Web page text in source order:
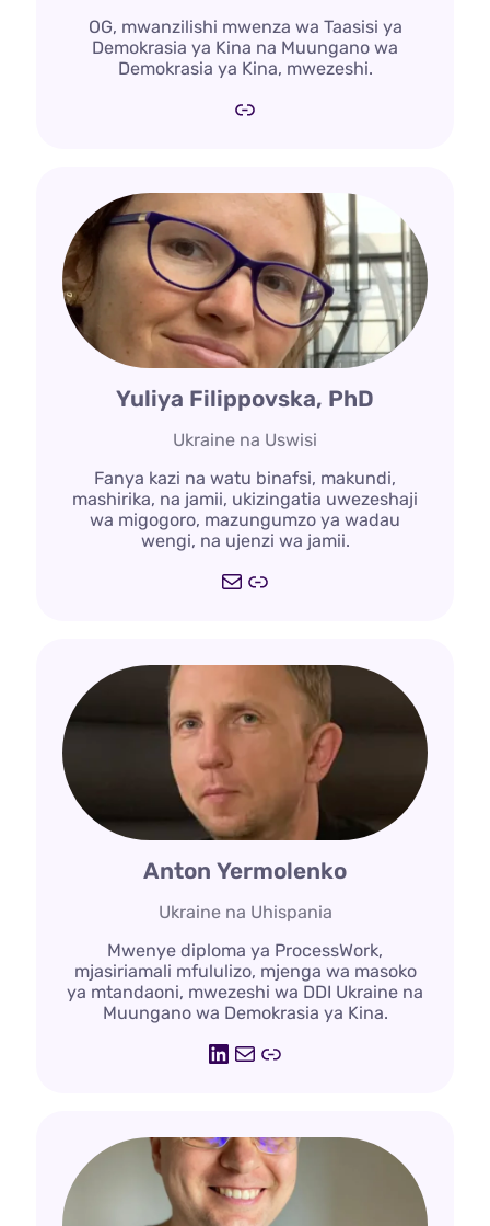
OG, mwanzilishi mwenza wa Taasisi ya
Demokrasia ya Kina na Muungano wa
Demokrasia ya Kina, mwezeshi.
Kiungo
Yuliya Filippovska, PhD
Ukraine na Uswisi
Fanya kazi na watu binafsi, makundi,
mashirika, na jamii, ukizingatia uwezeshaji
wa migogoro, mazungumzo ya wadau
wengi, na ujenzi wa jamii.
Baruahttps://
Anton Yermolenko
Ukraine na Uhispania
Mwenye diploma ya ProcessWork,
mjasiriamali mfululizo, mjenga wa masoko
ya mtandaoni, mwezeshi wa DDI Ukraine na
Muungano wa Demokrasia ya Kina.
LinkedIn
BaruaKiungo